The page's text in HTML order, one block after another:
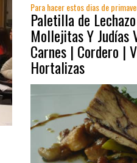
Para hacer estos dias de
Paletilla de
Mollejitas Y Judías
Carnes | Cordero |
Hortalizas